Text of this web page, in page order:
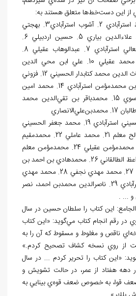
از اين دستخطها متعلق هستند به:
1. سلطان­ حسين واعظ استرآبادي 2. آشوب استرآبادي3. بهجتي
دامغاني 4. حبيب بن علاءالدين بياري 5. حسين اردبيلي 6.
سلطان محمدبن ابوالمعالي استرآبادي 7. عبدالوهاب عقيلي 8.
عظيمي 9. علاءالدين محمد عقيلي 10. علي ابن محي الدين
الجامعي العاملي، 11. غياث الدين محمد كتابدار الحسيني 12. فزوني
استرآبادي 13. محسن بن محمدمؤمن استرآبادي 14. محمد امين
تقي
الدين محمد
عليالانصاري
18. محمدتقي ظهيرالحسيني استرآبادي 19. محمد جعفر الحسيني
استرآبادي 20. محمدصالح معلم 21. محمد عاملي 22. محمدمقيم
حسيني استرآبادي 23. محمدمؤمن عقيلي 24. محمدمؤمن معلم
استرآبادي 25. محمدالواعظ الطالقاني 26. محمدهادي بن احمد بن
رفيع بن مفيد الموسوي 27. محمد مهدي نجفي 28. محمد مهدي
بن محمد اسماعيل استرآبادي 29. ناصرالدين محمدبن احمد، نصر
الجامع: اين كتاب را سلطان حسين در سال
گويد: «اين كتاب
اي ناقص و مغلوط و مسقوط كه آن را به
از روي نسخه كشاف تصحيح كردم.»
«اين كتاب را تحرير كردم ... در سال
در دهه هفتاد از عمر، در حالت تشويش و
قوا، به خصوص ضعف قوهي بينايي به